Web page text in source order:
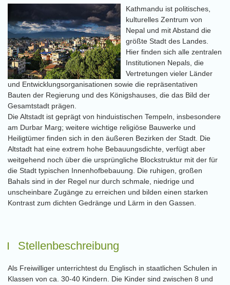
Kathmandu ist politisches,
kulturelles Zentrum von
Nepal und mit Abstand die
größte Stadt des Landes.
Hier finden sich alle zentralen
Institutionen Nepals, die
Vertretungen vieler Länder
und Entwicklungsorganisationen sowie die repräsentativen
Bauten der Regierung und des Königshauses, die das Bild der
Gesamtstadt prägen.
Die Altstadt ist geprägt von hinduistischen Tempeln, insbesondere
am Durbar Marg; weitere wichtige religiöse Bauwerke und
Heiligtümer finden sich in den äußeren Bezirken der Stadt. Die
Altstadt hat eine extrem hohe Bebauungsdichte, verfügt aber
weitgehend noch über die ursprüngliche Blockstruktur mit der für
die Stadt typischen Innenhofbebauung. Die ruhigen, großen
Bahals sind in der Regel nur durch schmale, niedrige und
unscheinbare Zugänge zu erreichen und bilden einen starken
Kontrast zum dichten Gedränge und Lärm in den Gassen.
Stellenbeschreibung
Als Freiwilliger unterrichtest du Englisch in staatlichen Schulen in
Klassen von ca. 30-40 Kindern. Die Kinder sind zwischen 8 und